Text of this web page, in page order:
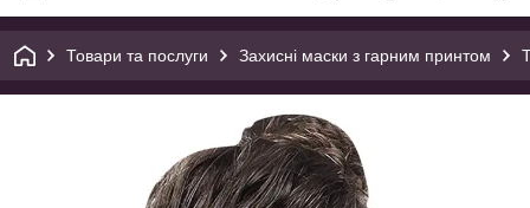
Товари та послуги Захисні маски з гарним принтом